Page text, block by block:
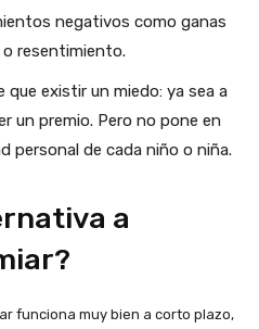
negativos como ganas
o resentimiento.
que existir un miedo: ya sea a
un premio. Pero no pone en
personal de cada niño o niña.
a
funciona muy bien a corto plazo,